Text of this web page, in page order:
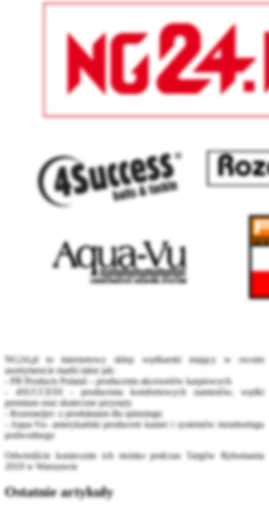
NG24.pl
to internetowy sklep wędkarski mający w swoim
asortymencie marki takie jak:
- PB Products Poland
– producenta akcesoriów karpiowych
- 4SUCCESS - producenta komfortowych namiotów, wędki
premium oraz skuteczne przynęty
- Rozemeijer- z produktami dla spinningu
- Aqua-Vu- amerykański producent kamer i systemów monitoringu
podwodnego
Odwiedźcie koniecznie ich stoisko podczas Targów
Rybomania
2019 w Warszawie
Ostatnie artykuły